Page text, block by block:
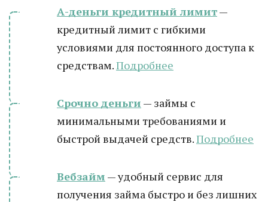
А-деньги кредитный лимит—
кредитный лимит с гибкими
условиями для постоянного доступа к
средствам.Подробнее
Срочно деньги — займы с
минимальными требованиями и
быстрой выдачей средств.Подробнее
Вебзайм — удобный сервис для
получения займа быстро и без лишних